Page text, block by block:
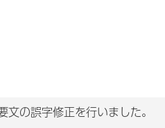
の誤字修正を行いました。